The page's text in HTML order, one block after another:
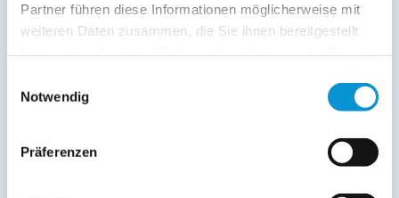
Partner führen diese Informationen möglicherweise mit
weiteren Daten zusammen, die Sie ihnen bereitgestellt
Notwendig
Präferenzen
01. Jan - 02. Jan 70 €
03. Jan - 31. Mär ab60 €
01. Apr
01. Jul - 31. Aug